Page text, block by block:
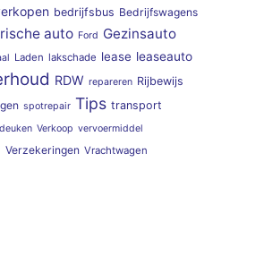
bedrijfsbus Bedrijfswagens
auto Ford Gezinsauto
Laden lakschade lease leaseauto
RDW repareren Rijbewijs
spotrepair Tips transport
Verkoop vervoermiddel
Verzekeringen Vrachtwagen